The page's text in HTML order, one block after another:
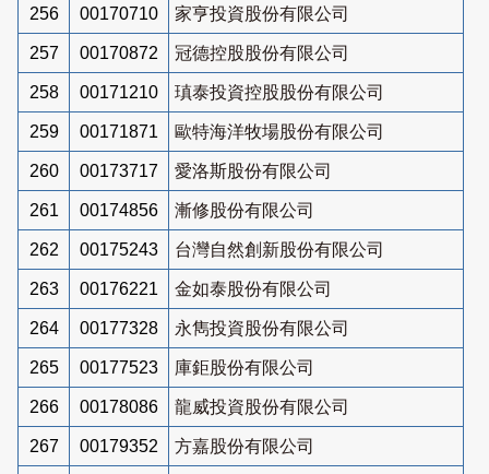
256 00170710 家亨投資股份有限公司
257 00170872 冠德控股股份有限公司
258 00171210 瑱泰投資控股股份有限公司
259 00171871 歐特海洋牧場股份有限公司
260 00173717 愛洛斯股份有限公司
261 00174856 漸修股份有限公司
262 00175243 台灣自然創新股份有限公司
263 00176221 金如泰股份有限公司
264 00177328 永雋投資股份有限公司
265 00177523 庫鉅股份有限公司
266 00178086 龍威投資股份有限公司
267 00179352 方嘉股份有限公司